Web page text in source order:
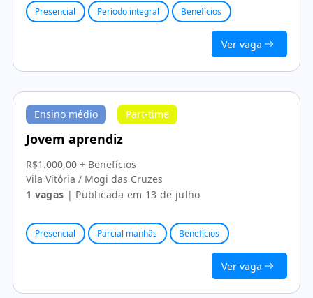
Presencial Período integral Benefícios
Ver vaga
Ensino médio Part-time
Jovem aprendiz
R$1.000,00 + Benefícios
Vila Vitória / Mogi das Cruzes
1 vagas | Publicada em 13 de julho
Presencial Parcial manhãs Benefícios
Ver vaga